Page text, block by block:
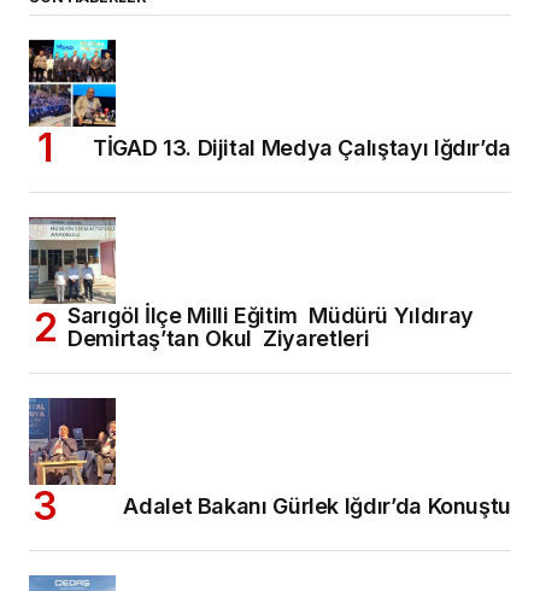
TİGAD 13. Dijital Medya Çalıştayı Iğdır’da
Sarıgöl İlçe Milli Eğitim Müdürü Yıldıray
Demirtaş’tan Okul Ziyaretleri
Adalet Bakanı Gürlek Iğdır’da Konuştu